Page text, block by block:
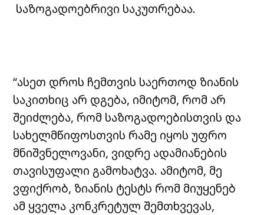
საზოგადოებრივი საკუთრებაა.
“ასეთ დროს ჩემთვის საერთოდ ზიანის
საკითხიც არ დგება, იმიტომ, რომ არ
შეიძლება, რომ საზოგადოებისთვის და
სახელმწიფოსთვის რამე იყოს უფრო
მნიშვნელოვანი, ვიდრე ადამიანების
თავისუფალი გამოხატვა. ამიტომ, მე
ვფიქრობ, ზიანის ტესტს რომ მიუყენებ
ამ ყველა კონკრეტულ შემთხვევას,